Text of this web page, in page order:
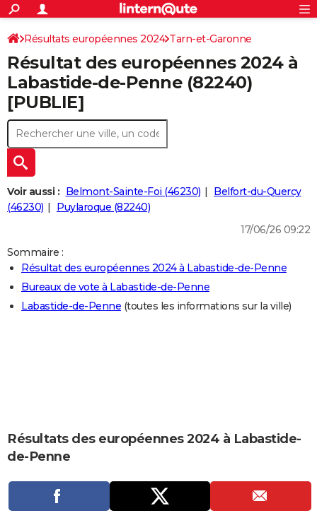
ACTUALITÉS
Politique
Société
Faits Divers
Education
Monde
Villes
+
SPORT
Coupe du monde 2026
Football
Tennis
Cyclisme
Rugby
Forum
CULTURE
Programme TV
TNT
Streaming
Cinéma
Sorties cinéma
Musique
+FINANCE
Retraite
Impôts
Epargne
Immobilier
Risques naturels par ville
Banque
Assurance
CréditAUTO
Essais
Réserver un essai
Citadines
Berlines
SUV
Forum auto
+HIGH-TECH
Mobiles
Meilleur smartphone
Internet
Ordinateurs
Jeux vidéo
Guide high-tech
+
BRICOLAGE
Forum
Aménagement intérieur
Extérieur
Cuisine
Salle de bains
Jardinage
Rangement
+
LIFESTYLE
Art de vivre
Bien-être
Loisirs
Mode
Modes de vie
SANTE
Alimentation
Guide de la santé
Maladies
Médicaments
Sommeil
VOYAGE
Carte de Noël
Carte Bonne année
Carte Saint-Valentin
Carte Pâques
Carte d'anniversaire
COPAINS D'AVANT
Rechercher
S'inscrire
Connexion
Résultats européennes 2024 Tarn-et-Garonne
Résultat des européennes 2024 à
Labastide-de-Penne (82240)
[PUBLIE]
Voir aussi : Belmont-Sainte-Foi (46230)
Belfort-du-Quercy
(46230)
Puylaroque (82240)
17/06/26 09:22
Sommaire :
Résultat des européennes 2024 à Labastide-de-Penne
Bureaux de vote à Labastide-de-Penne
Labastide-de-Penne (toutes les informations sur la ville)
Résultats des européennes 2024 à Labastide-
de-Penne